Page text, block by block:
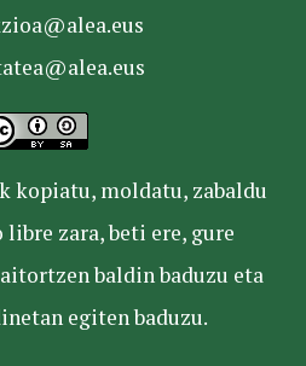
kopiatu, moldatu, zabaldu
zara, beti ere, gure
baldin baduzu eta
egiten baduzu.